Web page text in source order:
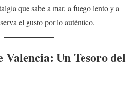
que sabe a mar, a fuego lento y a
el gusto por lo auténtico.
Valencia: Un Tesoro del